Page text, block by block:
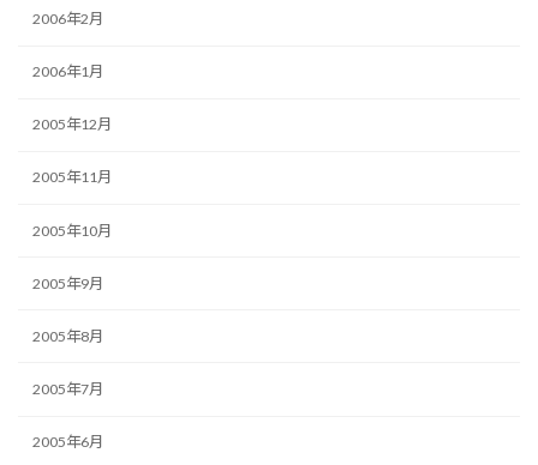
2006年2月
2006年1月
2005年12月
2005年11月
2005年10月
2005年9月
2005年8月
2005年7月
2005年6月